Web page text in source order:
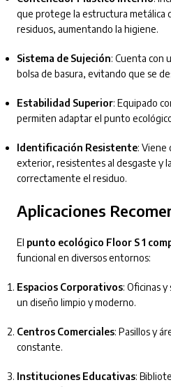
que protege la estructura metálica
residuos, aumentando la higiene.
Sistema de Sujeción: Cuenta con
bolsa de basura, evitando que se
Estabilidad Superior: Equipado
permiten adaptar el punto
Identificación Resistente: Viene
exterior, resistentes al desgaste y
correctamente el residuo.
Aplicaciones
El punto ecológico Floor S 1
funcional en diversos entornos:
Espacios Corporativos: Oficinas
un diseño limpio y moderno.
Centros Comerciales: Pasillos y
constante.
Instituciones Educativas: